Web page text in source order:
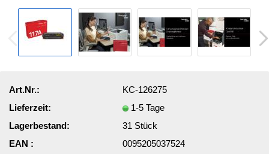
Art.Nr.:
KC-126275
Lieferzeit:
1-5 Tage
Lagerbestand:
31 Stück
EAN :
0095205037524